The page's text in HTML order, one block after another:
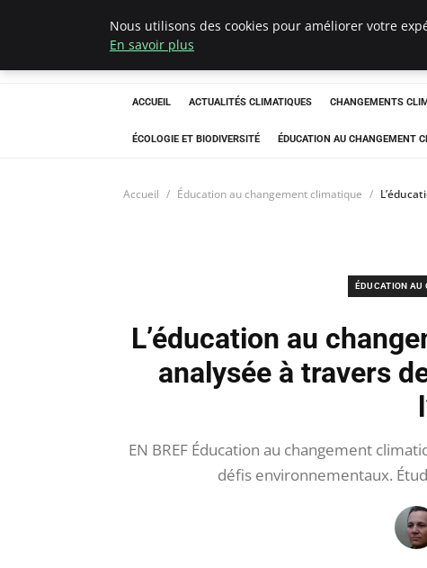
ACCUEIL ACTUALITÉS CLIMATIQUES CHANGEMENTS
ÉCOLOGIE ET BIODIVERSITÉ ÉDUCATION AU CHANGEMENT
Accueil Éducation au changement climatique
ÉDUCATION AU
L’éducation au
analysée à travers
EN BREF Éducation au changement
défis environnementaux.
Nous utilisons des cookies pour améliorer votre
En savoir plus